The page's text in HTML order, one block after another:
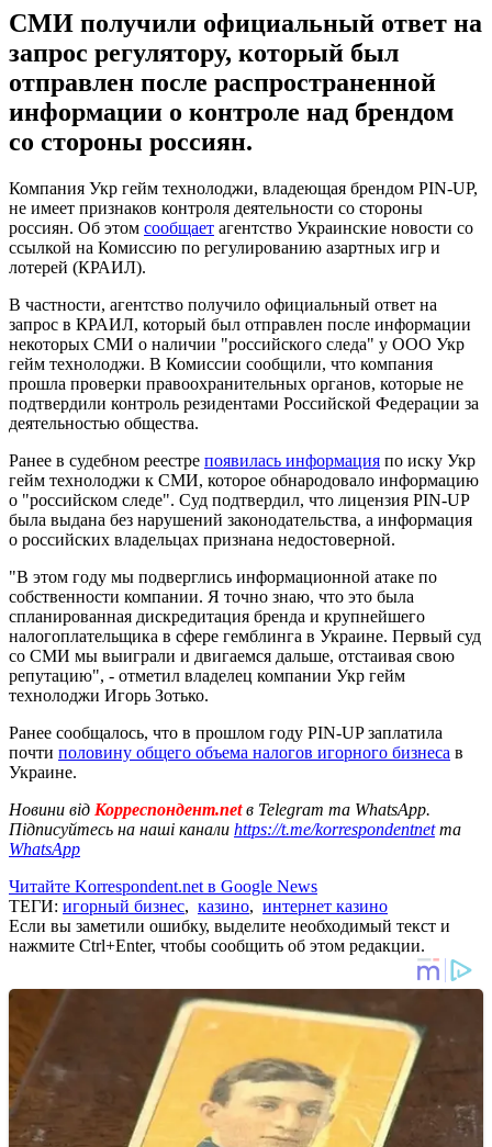
СМИ получили официальный ответ на
запрос регулятору, который был
отправлен после распространенной
информации о контроле над брендом
со стороны россиян.
Компания Укр гейм технолоджи, владеющая брендом PIN-UP,
не имеет признаков контроля деятельности со стороны
россиян. Об этом сообщает агентство Украинские новости со
ссылкой на Комиссию по регулированию азартных игр и
лотерей (КРАИЛ).
В частности, агентство получило официальный ответ на
запрос в КРАИЛ, который был отправлен после информации
некоторых СМИ о наличии "российского следа" у ООО Укр
гейм технолоджи. В Комиссии сообщили, что компания
прошла проверки правоохранительных органов, которые не
подтвердили контроль резидентами Российской Федерации за
деятельностью общества.
Ранее в судебном реестре появилась информация по иску Укр
гейм технолоджи к СМИ, которое обнародовало информацию
о "российском следе". Суд подтвердил, что лицензия PIN-UP
была выдана без нарушений законодательства, а информация
о российских владельцах признана недостоверной.
"В этом году мы подверглись информационной атаке по
собственности компании. Я точно знаю, что это была
спланированная дискредитация бренда и крупнейшего
налогоплательщика в сфере гемблинга в Украине. Первый суд
со СМИ мы выиграли и двигаемся дальше, отстаивая свою
репутацию", - отметил владелец компании Укр гейм
технолоджи Игорь Зотько.
Ранее сообщалось, что в прошлом году PIN-UP заплатила
почти половину общего объема налогов игорного бизнеса в
Украине.
Новини від Корреспондент.netв Telegram та WhatsApp.
Підписуйтесь на наші канали https://t.me/korrespondentnetта
WhatsApp
Читайте Korrespondent.net в Google News
ТЕГИ: игорный бизнес, казино, интернет казино
Если вы заметили ошибку, выделите необходимый текст и
нажмите Ctrl+Enter, чтобы сообщить об этом редакции.